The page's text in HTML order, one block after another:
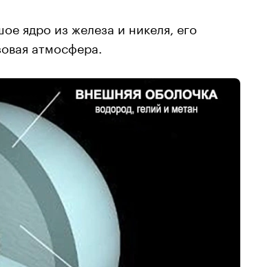
ядро из железа и никеля, его
атмосфера.